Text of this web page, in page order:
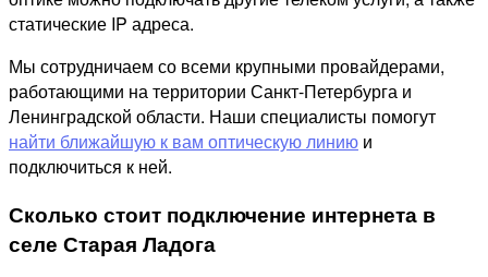
статические IP адреса.
Мы сотрудничаем со всеми крупными провайдерами,
работающими на территории Санкт-Петербурга и
Ленинградской области. Наши специалисты помогут
найти ближайшую к вам оптическую линию и
подключиться к ней.
Сколько стоит подключение интернета в
селе Старая Ладога